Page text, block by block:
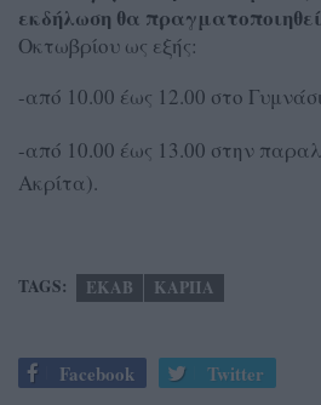
εκδήλωση θα
Οκτωβρίου ως εξής:
-από 10.00 έως 12.00 στο
-από 10.00 έως 13.00 στην
Ακρίτα).
TAGS: ΕΚΑΒ ΚΑΡΠΑ
Facebook Twitter